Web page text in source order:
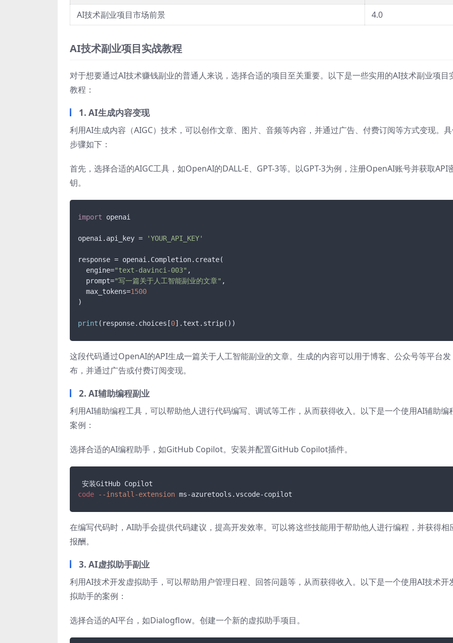
AI技术副业项目市场前景
4.0
AI技术副业项目实战教程
对于想要通过AI技术赚钱副业的普通人来说，选择合适的项目至关重要。以下是一些实用的AI技术副业项目
教程：
1. AI生成内容变现
利用AI生成内容（AIGC）技术，可以创作文章、图片、音频等内容，并通过广告、付费订阅等方式变现。
步骤如下：
首先，选择合适的AIGC工具，如OpenAI的DALL-E、GPT-3等。以GPT-3为例，注册OpenAI账号并获取API
钥。
import openai
openai.api_key = 'YOUR_API_KEY'
response = openai.Completion.create(
  engine=
"text-davinci-003" ,
  prompt=
"写一篇关于人工智能副业的文章" ,
  max_tokens=
1500
)
print (response.choices[0
这段代码通过OpenAI的API生成一篇关于人工智能副业的文章。生成的内容可以用于博客、公众号等平台发
布，并通过广告或付费订阅变现。
2. AI辅助编程副业
利用AI辅助编程工具，可以帮助他人进行代码编写、调试等工作，从而获得收入。以下是一个使用AI辅助编
案例：
选择合适的AI编程助手，如GitHub Copilot。安装并配置GitHub Copilot插件。
code
--install-extension ms-azuretools .vscode-copilot
在编写代码时，AI助手会提供代码建议，提高开发效率。可以将这些技能用于帮助他人进行编程，并获得相
报酬。
3. AI虚拟助手副业
利用AI技术开发虚拟助手，可以帮助用户管理日程、回答问题等，从而获得收入。以下是一个使用AI技术开
拟助手的案例：
选择合适的AI平台，如Dialogflow。创建一个新的虚拟助手项目。